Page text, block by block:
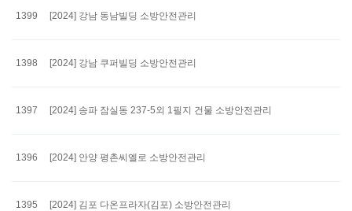
1399 [2024] 강남 동남빌딩 소방안전관리
1398 [2024] 강남 쿠퍼빌딩 소방안전관리
1397 [2024] 송파 잠실동 237-5외 1필지 건물 소방안전관리
1396 [2024] 안양 평촌씨엘로 소방안전관리
1395 [2024] 김포 다온프라자(김포) 소방안전관리